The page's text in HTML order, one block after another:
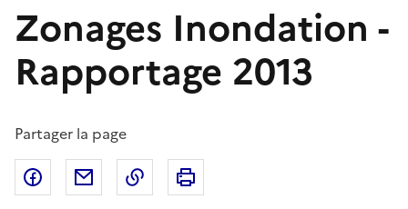
Zonages Inondation -
Rapportage 2013
Partager la page
Partager sur Facebook
Partager par emailCopier dans le presse-papier